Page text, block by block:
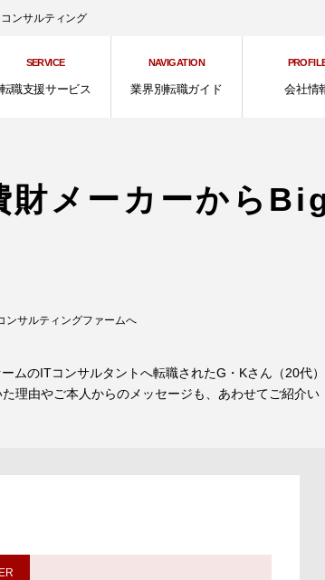
ンサルティング
SERVICE
転職支援サービス
NAVIGATION
業界別転職ガイド 会社情
財メーカーから
ンサルティングファームへ
ムのITコンサルタントへ転職されたG・Kさん（20代）
理由やご本人からのメッセージも、あわせてご紹介い